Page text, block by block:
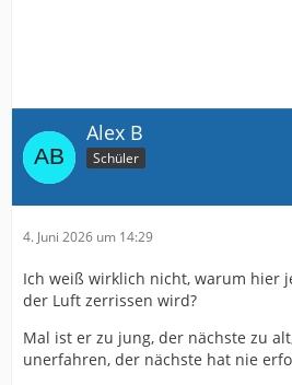
Alex B
Schüler
4. Juni 2026 um 14:29
Ich weiß wirklich nicht, warum hier
der Luft zerrissen wird?
Mal ist er zu jung, der nächste zu
unerfahren, der nächste hat nie